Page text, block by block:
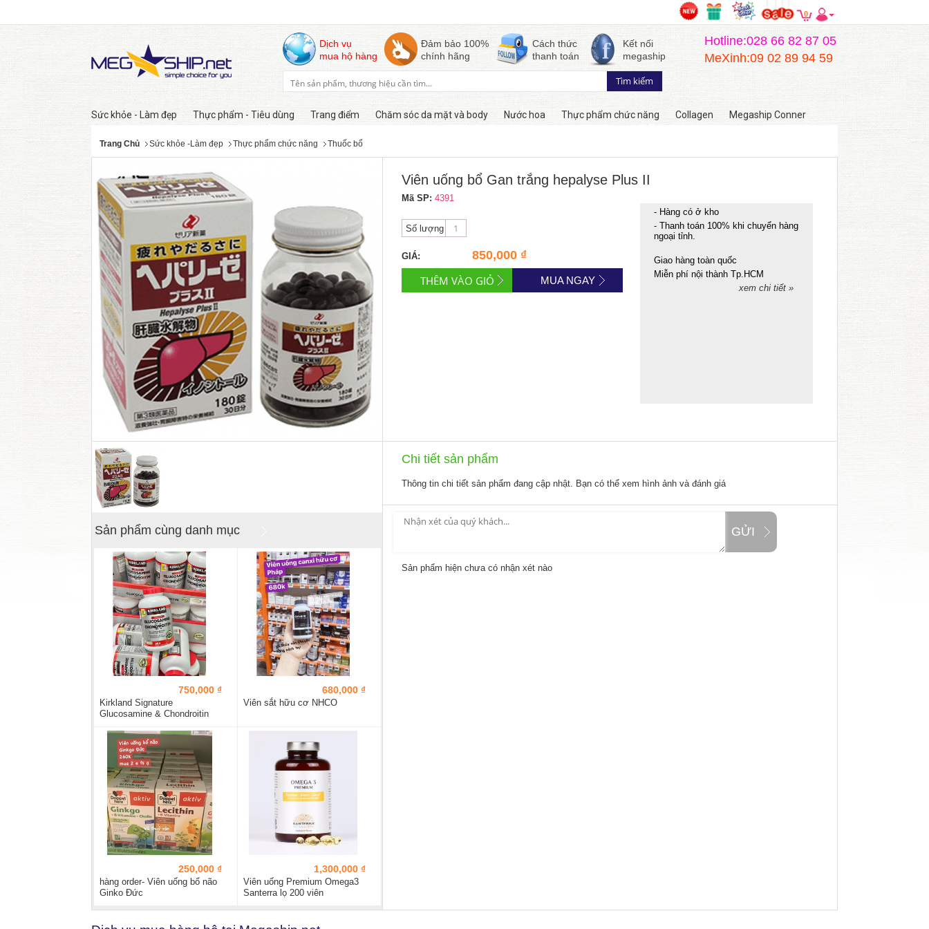
0
Dịch vụ
mua hộ hàng
Đảm bảo 100%
chính hãng
Cách thức
thanh toán
Kết nối
megaship
Hotline:028 66 82 87 05
MeXinh:09 02 89 94 59
Sức khỏe - Làm đẹp Thực phẩm - Tiêu dùng Trang điểm Chăm sóc da mặt và body Nước hoa Thực phẩm chức năng Collagen Megaship Conner
Trang Chủ Sức khỏe -Làm đẹp Thực phẩm chức năng Thuốc bổ
Còn hàng
Sản phẩm cùng danh mục
750,000 ₫
Kirkland Signature
Glucosamine & Chondroitin
680,000 ₫
Viên sắt hữu cơ NHCO
250,000 ₫
hàng order- Viên uống bổ não
Ginko Đức
1,300,000 ₫
Viên uống Premium Omega3
Santerra lọ 200 viên
Viên uống bổ Gan trắng hepalyse Plus II
Mã SP: 4391
Số lượng
GIÁ: 850,000 ₫
MUA NGAY
- Hàng có ở kho
- Thanh toán 100% khi chuyển hàng
ngoại tỉnh.
Giao hàng toàn quốc
Miễn phí nội thành Tp.HCM
xem chi tiết »
Chi tiết sản phẩm
Thông tin chi tiết sản phẩm đang cập nhật. Bạn có thể xem hình ảnh và đánh giá
GỬI
Sản phẩm hiện chưa có nhận xét nào